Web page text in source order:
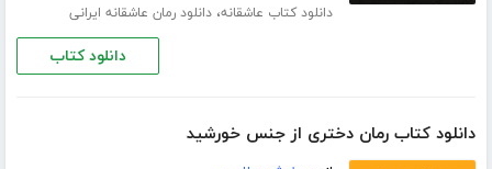
دانلود کتاب عاشقانه،دانلود رمان عاشقانه ایرانی
دانلود کتاب
دانلود کتاب رمان دختری از جنس خورشید